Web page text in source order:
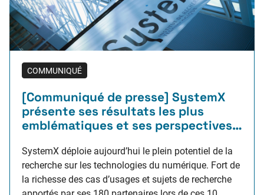
COMMUNIQUÉ
[Communiqué de presse] SystemX
présente ses résultats les plus
emblématiques et ses perspectives à
SystemX déploie aujourd’hui le plein potentiel de la
recherche sur les technologies du numérique. Fort de
la richesse des cas d’usages et sujets de recherche